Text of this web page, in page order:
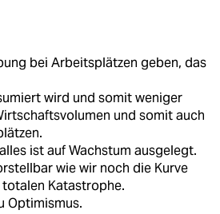
bei Arbeitsplätzen geben, das
wird und somit weniger
und somit auch
ist auf Wachstum ausgelegt.
wie wir noch die Kurve
Katastrophe.
Optimismus.